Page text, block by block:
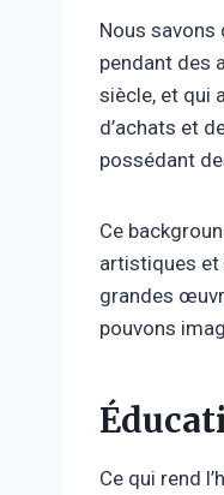
Nous savons
pendant des
siècle, et qui
d’achats et
possédant
Ce
artistiques et
grandes
pouvons
Ce qui rend